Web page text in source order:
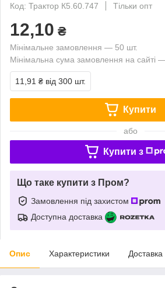
Код: Трактор К5.60.747
Тільки опт
12,10 ₴
Мінімальне замовлення — 50 шт.
Мінімальна сума замовлення на сайті
11,91 ₴ від 300 шт.
Купити
або
Купити з
Що таке купити з Пром?
Замовлення під захистом
Доступна доставка
Опис Характеристики Доставка